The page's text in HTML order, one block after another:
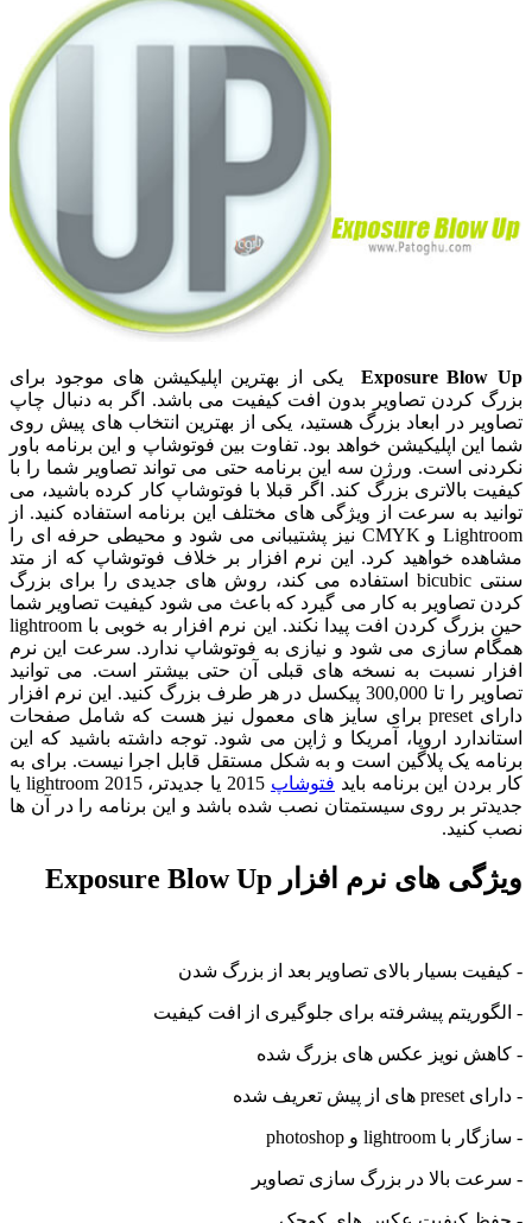
Exposure Blow Up یکی از بهترین اپلیکیشن های موجود برای
بزرگ کردن تصاویر بدون افت کیفیت می باشد. اگر به دنبال چاپ
تصاویر در ابعاد بزرگ هستید، یکی از بهترین انتخاب های پیش روی
شما این اپلیکیشن خواهد بود. تفاوت بین فوتوشاپ و این برنامه باور
نکردنی است. ورژن سه این برنامه حتی می تواند تصاویر شما را با
کیفیت بالاتری بزرگ کند. اگر قبلا با فوتوشاپ کار کرده باشید، می
توانید به سرعت از ویژگی های مختلف این برنامه استفاده کنید. از
Lightroom و CMYK نیز پشتیبانی می شود و محیطی حرفه ای را
مشاهده خواهید کرد. این نرم افزار بر خلاف فوتوشاپ که از متد
سنتی bicubic استفاده می کند، روش های جدیدی را برای بزرگ
کردن تصاویر به کار می گیرد که باعث می شود کیفیت تصاویر شما
حین بزرگ کردن افت پیدا نکند. این نرم افزار به خوبی با lightroom
همگام سازی می شود و نیازی به فوتوشاپ ندارد. سرعت این نرم
افزار نسبت به نسخه های قبلی آن حتی بیشتر است. می توانید
تصاویر را تا 300,000 پیکسل در هر طرف بزرگ کنید. این نرم افزار
دارای preset برای سایز های معمول نیز هست که شامل صفحات
استاندارد اروپا، آمریکا و ژاپن می شود. توجه داشته باشید که این
برنامه یک پلاگین است و به شکل مستقل قابل اجرا نیست. برای به
کار بردن این برنامه باید فتوشاپ
2015 یا جدیدتر، lightroom 2015 یا
جدیدتر بر روی سیستمتان نصب شده باشد و این برنامه را در آن ها
نصب کنید.
ویژگی های نرم افزار Exposure Blow Up
- کیفیت بسیار بالای تصاویر بعد از بزرگ شدن
- الگوریتم پیشرفته برای جلوگیری از افت کیفیت
- کاهش نویز عکس های بزرگ شده
- دارای preset های از پیش تعریف شده
- سازگار با lightroom و photoshop
- سرعت بالا در بزرگ سازی تصاویر